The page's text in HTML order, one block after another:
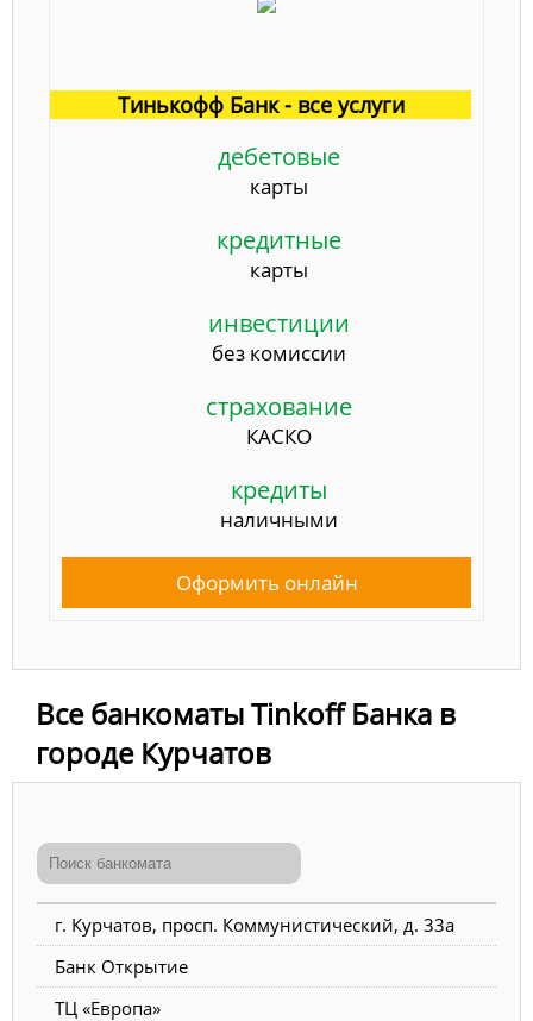
Тинькофф Банк - все услуги
дебетовые
карты
кредитные
карты
инвестиции
без комиссии
страхование
КАСКО
кредиты
наличными
Оформить онлайн
Все банкоматы Tinkoff Банка в
городе Курчатов
г. Курчатов, просп. Коммунистический, д. 33а
Банк Открытие
ТЦ «Европа»